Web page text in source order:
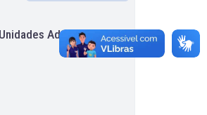
Administrativas